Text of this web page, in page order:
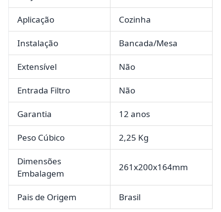
Aplicação Cozinha
Instalação Bancada/Mesa
Extensível Não
Entrada Filtro Não
Garantia 12 anos
Peso Cúbico 2,25 Kg
Dimensões
Embalagem
261x200x164mm
Pais de Origem Brasil